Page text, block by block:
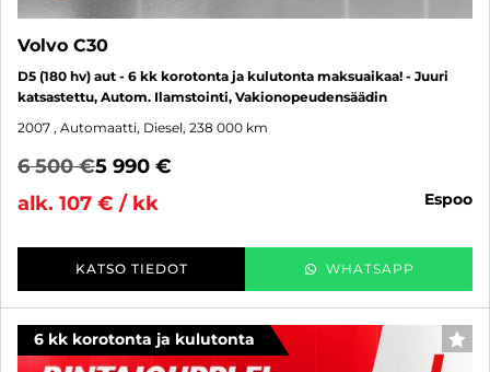
Volvo C30
D5 (180 hv) aut - 6 kk korotonta ja kulutonta maksuaikaa! - Juuri
katsastettu, Autom. Ilamstointi, Vakionopeudensäädin
2007 , Automaatti, Diesel, 238 000 km
6 500 €5 990 €
alk. 107 € / kk
espoo
KATSO TIEDOT WHATSAPP
6 kk korotonta ja kulutonta